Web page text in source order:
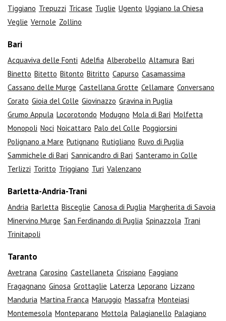
Tiggiano Trepuzzi Tricase Tuglie Ugento Uggiano la Chiesa
Veglie Vernole Zollino
Bari
Acquaviva delle Fonti Adelfia Alberobello Altamura Bari
Binetto Bitetto Bitonto Bitritto Capurso Casamassima
Cassano delle Murge Castellana Grotte Cellamare Conversano
Corato Gioia del Colle Giovinazzo Gravina in Puglia
Grumo Appula Locorotondo Modugno Mola di Bari Molfetta
Monopoli Noci Noicattaro Palo del Colle Poggiorsini
Polignano a Mare Putignano Rutigliano Ruvo di Puglia
Sammichele di Bari Sannicandro di Bari Santeramo in Colle
Terlizzi Toritto Triggiano Turi Valenzano
Barletta-Andria-Trani
Andria Barletta Bisceglie Canosa di Puglia Margherita di Savoia
Minervino Murge San Ferdinando di Puglia Spinazzola Trani
Trinitapoli
Taranto
Avetrana Carosino Castellaneta Crispiano Faggiano
Fragagnano Ginosa Grottaglie Laterza Leporano Lizzano
Manduria Martina Franca Maruggio Massafra Monteiasi
Montemesola Monteparano Mottola Palagianello Palagiano